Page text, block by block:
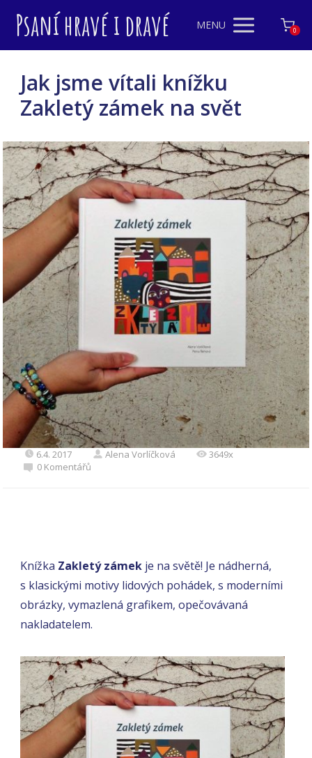
Psaní hravé i dravé MENU 0
Jak jsme vítali knížku
Zakletý zámek na svět
6.4. 2017 Alena Vorlíčková
3649x
0 Komentářů
Knížka Zakletý zámek je na světě! Je nádherná,
s klasickými motivy lidových pohádek, s moderními
obrázky, vymazlená grafikem, opečovávaná
nakladatelem.